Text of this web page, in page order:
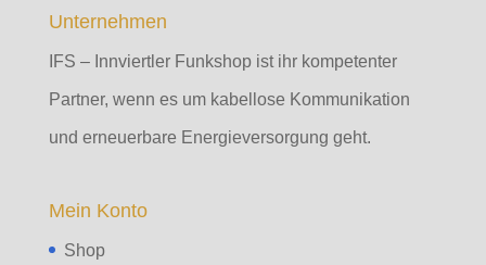
Unternehmen
IFS – Innviertler Funkshop ist ihr kompetenter
Partner, wenn es um kabellose Kommunikation
und erneuerbare Energieversorgung geht.
Mein Konto
Shop